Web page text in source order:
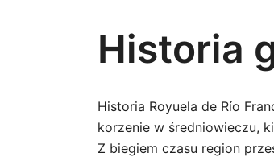
Historia
Historia Royuela de Río
korzenie w średniowieczu,
Z biegiem czasu region